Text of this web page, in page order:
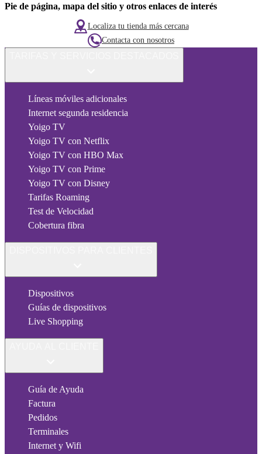
Pie de página, mapa del sitio y otros enlaces de interés
Localiza tu tienda más cercana
Contacta con nosotros
Líneas móviles adicionales
Internet segunda residencia
Yoigo TV
Yoigo TV con Netflix
Yoigo TV con HBO Max
Yoigo TV con Prime
Yoigo TV con Disney
Tarifas Roaming
Test de Velocidad
Cobertura fibra
Dispositivos
Guías de dispositivos
Live Shopping
Guía de Ayuda
Factura
Pedidos
Terminales
Internet y Wifi